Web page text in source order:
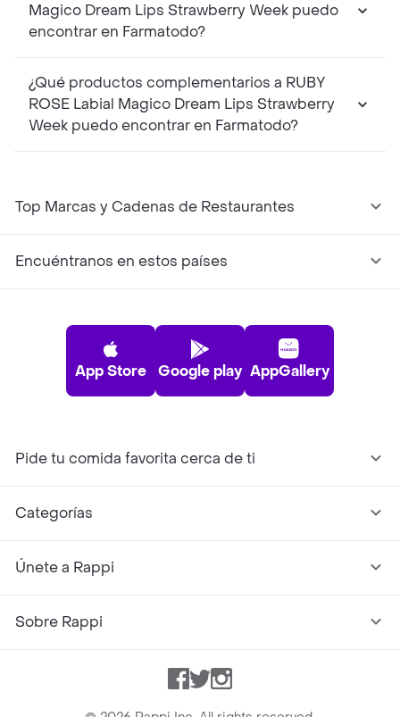
Magico Dream Lips Strawberry Week puedo
encontrar en Farmatodo?
¿Qué productos complementarios a RUBY
ROSE Labial Magico Dream Lips Strawberry
Week puedo encontrar en Farmatodo?
Top Marcas y Cadenas de Restaurantes
Encuéntranos en estos países
App Store Google play AppGallery
Pide tu comida favorita cerca de ti
Categorías
Únete a Rappi
Sobre Rappi
Facebook
TwitterInstagram